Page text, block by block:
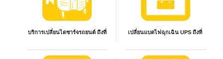
บริการเปลี่ยนไดชาร์จรถยนต์ ถึงที่ เปลี่ยนแบตไฟฉุกเฉิน UPS ถึงที่